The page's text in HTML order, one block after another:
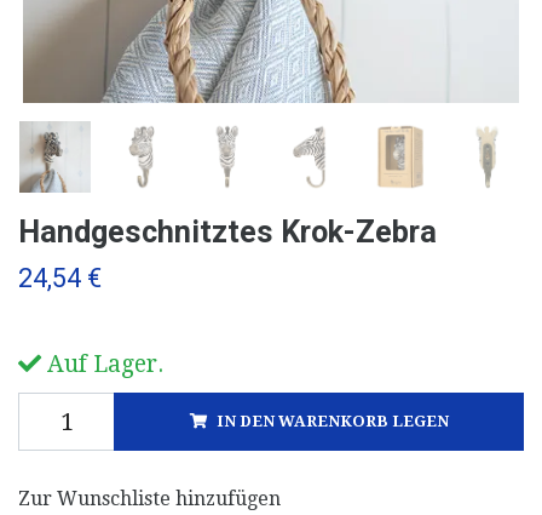
Handgeschnitztes Krok-Zebra
24,54 €
Auf Lager.
IN DEN WARENKORB LEGEN
Zur Wunschliste hinzufügen